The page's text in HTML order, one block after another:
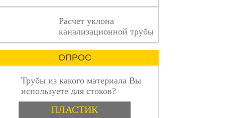
пошаговая инструкция
деталь
Расчет уклона
канализационной трубы
ОПРОС
Трубы из какого материала Вы
используете для стоков?
ВариантыПЛАСТИК